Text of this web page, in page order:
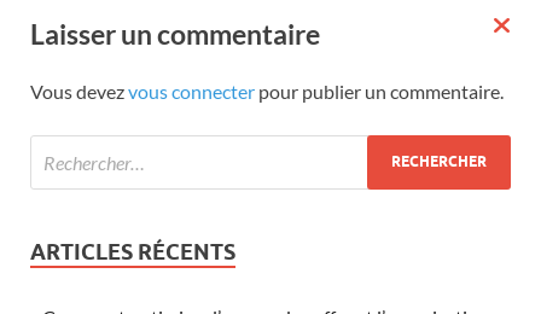
Laisser un commentaire
Vous devezvous connecter pour publier un commentaire.
ARTICLES RÉCENTS